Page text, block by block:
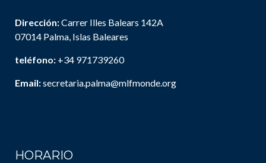
Dirección:Carrer Illes Balears 142A
07014 Palma, Islas Baleares
teléfono: +34 971739260
Email:secretaria.palma@mlfmonde.org
HORARIO